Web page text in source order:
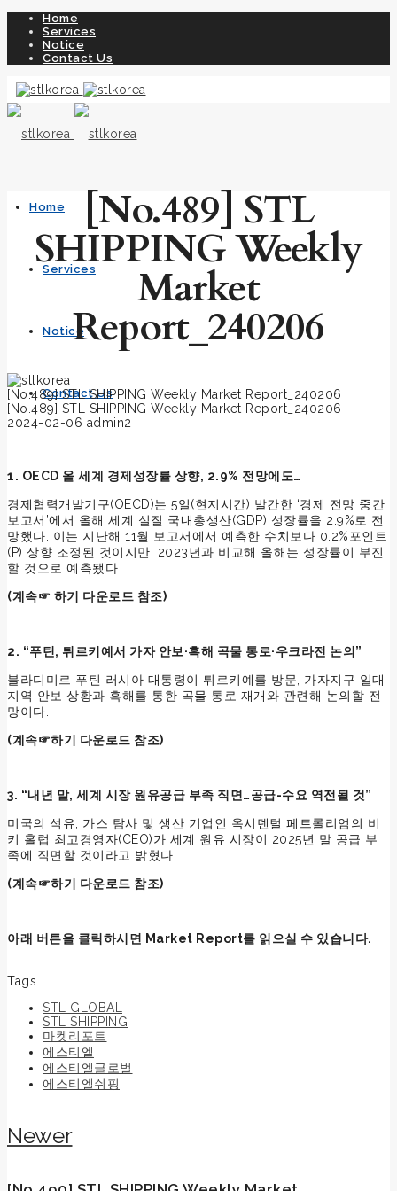
Home
Services
Notice
Contact Us
Home
Services
Notice
Contact Us
[No.489] STL
SHIPPING Weekly
Market
Report_240206
[No.489] STL SHIPPING Weekly Market Report_240206
[No.489] STL SHIPPING Weekly Market Report_240206
2024-02-06 admin2
1. OECD 올 세계 경제성장률 상향, 2.9% 전망에도…
경제협력개발기구(OECD)는 5일(현지시간) 발간한 ‘경제 전망 중간
보고서’에서 올해 세계 실질 국내총생산(GDP) 성장률을 2.9%로 전
망했다. 이는 지난해 11월 보고서에서 예측한 수치보다 0.2%포인트
(P) 상향 조정된 것이지만, 2023년과 비교해 올해는 성장률이 부진
할 것으로 예측됐다.
(계속☞ 하기 다운로드 참조)
2. “푸틴, 튀르키예서 가자 안보·흑해 곡물 통로·우크라전 논의”
블라디미르 푸틴 러시아 대통령이 튀르키예를 방문, 가자지구 일대
지역 안보 상황과 흑해를 통한 곡물 통로 재개와 관련해 논의할 전
망이다.
(계속☞하기 다운로드 참조)
3. “내년 말, 세계 시장 원유공급 부족 직면…공급-수요 역전될 것”
미국의 석유, 가스 탐사 및 생산 기업인 옥시덴털 페트롤리엄의 비
키 홀럽 최고경영자(CEO)가 세계 원유 시장이 2025년 말 공급 부
족에 직면할 것이라고 밝혔다.
(계속☞하기 다운로드 참조)
아래 버튼을 클릭하시면 Market Report를 읽으실 수 있습니다.
Tags
STL GLOBAL
STL SHIPPING
마켓리포트
에스티엘
에스티엘글로벌
에스티엘쉬핑
Newer